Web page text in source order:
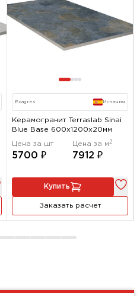
Exagres Испания
Керамогранит Terraslab Sinai
Blue Base 600x1200х20мм
Цена за шт
5700 ₽
Цена за м 2
7912 ₽
Купить
Заказать расчет